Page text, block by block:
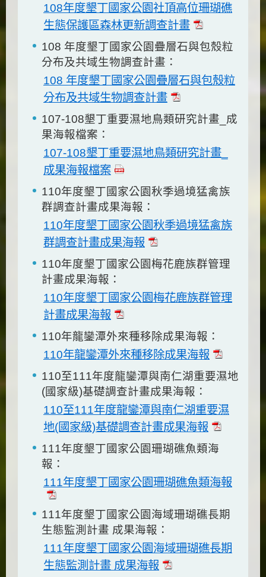
108年度墾丁國家公園社頂高位珊瑚礁
生態保護區森林更新調查計畫
108 年度墾丁國家公園疊層石與包殼粒
分布及共域生物調查計畫：
108 年度墾丁國家公園疊層石與包殼粒
分布及共域生物調查計畫
107-108墾丁重要濕地鳥類研究計畫_成
果海報檔案：
107-108墾丁重要濕地鳥類研究計畫_
成果海報檔案
110年度墾丁國家公園秋季過境猛禽族
群調查計畫成果海報：
110年度墾丁國家公園秋季過境猛禽族
群調查計畫成果海報
110年度墾丁國家公園梅花鹿族群管理
計畫成果海報：
110年度墾丁國家公園梅花鹿族群管理
計畫成果海報
110年龍鑾潭外來種移除成果海報：
110年龍鑾潭外來種移除成果海報
110至111年度龍鑾潭與南仁湖重要濕地
(國家級)基礎調查計畫成果海報：
110至111年度龍鑾潭與南仁湖重要濕
地(國家級)基礎調查計畫成果海報
111年度墾丁國家公園珊瑚礁魚類海
報：
111年度墾丁國家公園珊瑚礁魚類海報
111年度墾丁國家公園海域珊瑚礁長期
生態監測計畫 成果海報：
111年度墾丁國家公園海域珊瑚礁長期
生態監測計畫 成果海報